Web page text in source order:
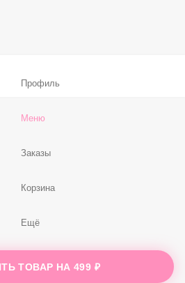
ТОВАР НА499 ₽
Профиль